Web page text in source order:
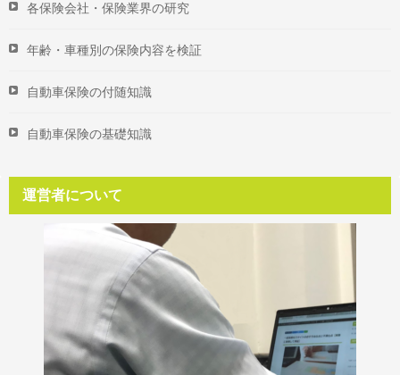
各保険会社・保険業界の研究
年齢・車種別の保険内容を検証
自動車保険の付随知識
自動車保険の基礎知識
運営者について